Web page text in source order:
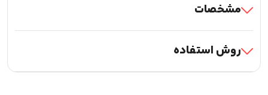
مشخصات
روش استفاده